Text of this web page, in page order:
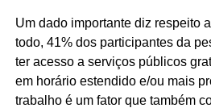
Um dado importante diz respeito
todo, 41% dos participantes da
ter acesso a serviços públicos
em horário estendido e/ou mais
trabalho é um fator que também